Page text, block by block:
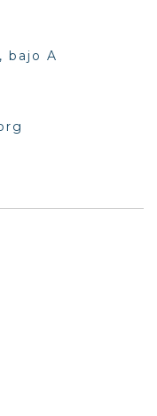
bajo A